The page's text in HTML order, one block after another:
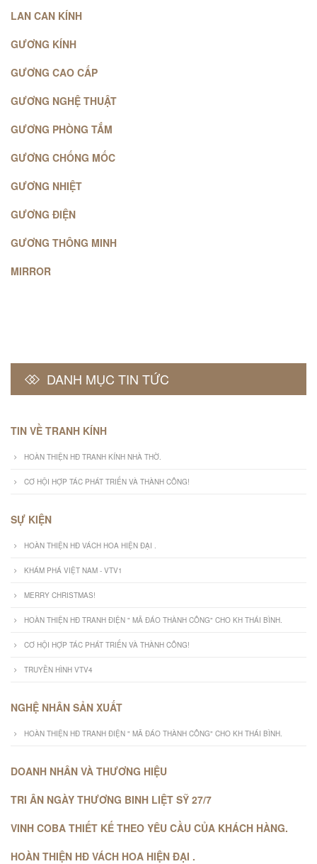
LAN CAN KÍNH
GƯƠNG KÍNH
GƯƠNG CAO CẤP
GƯƠNG NGHỆ THUẬT
GƯƠNG PHÒNG TẮM
GƯƠNG CHỐNG MỐC
GƯƠNG NHIỆT
GƯƠNG ĐIỆN
GƯƠNG THÔNG MINH
MIRROR
DANH MỤC TIN TỨC
TIN VỀ TRANH KÍNH
HOÀN THIỆN HĐ TRANH KÍNH NHÀ THỜ.
CƠ HỘI HỢP TÁC PHÁT TRIỂN VÀ THÀNH CÔNG!
SỰ KIỆN
HOÀN THIỆN HĐ VÁCH HOA HIỆN ĐẠI .
KHÁM PHÁ VIỆT NAM - VTV1
MERRY CHRISTMAS!
HOÀN THIỆN HĐ TRANH ĐIỆN " MÃ ĐÁO THÀNH CÔNG" CHO KH THÁI BÌNH.
CƠ HỘI HỢP TÁC PHÁT TRIỂN VÀ THÀNH CÔNG!
TRUYỀN HÌNH VTV4
NGHỆ NHÂN SẢN XUẤT
HOÀN THIỆN HĐ TRANH ĐIỆN " MÃ ĐÁO THÀNH CÔNG" CHO KH THÁI BÌNH.
DOANH NHÂN VÀ THƯƠNG HIỆU
TRI ÂN NGÀY THƯƠNG BINH LIỆT SỸ 27/7
VINH COBA THIẾT KẾ THEO YÊU CẦU CỦA KHÁCH HÀNG.
HOÀN THIỆN HĐ VÁCH HOA HIỆN ĐẠI .